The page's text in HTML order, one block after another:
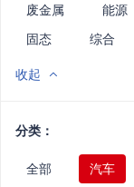
废金属
能源
固态
综合
收起
分类：
全部 汽车